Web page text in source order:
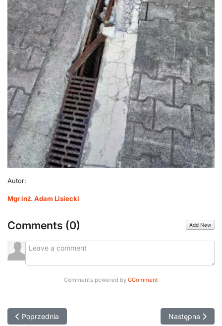
Autor:
Mgr inż. Adam Lisiecki
Comments (0) Add New
Comments powered by CComment
Poprzednia strona: Usterka – czyli jak uczyć się na cudzych
Poprzednia Następna
Następna